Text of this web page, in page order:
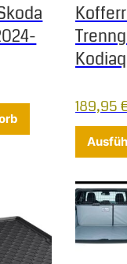
189,95